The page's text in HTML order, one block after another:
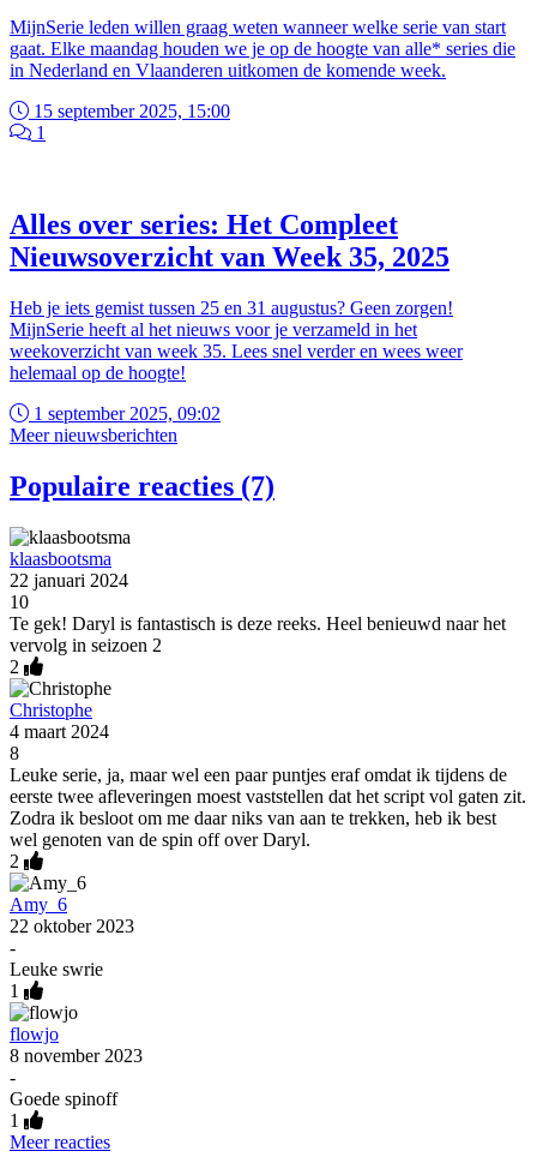
MijnSerie leden willen graag weten wanneer welke serie van start
gaat. Elke maandag houden we je op de hoogte van alle* series die
in Nederland en Vlaanderen uitkomen de komende week.
15 september 2025, 15:00
1
Alles over series: Het Compleet
Nieuwsoverzicht van Week 35, 2025
Heb je iets gemist tussen 25 en 31 augustus? Geen zorgen!
MijnSerie heeft al het nieuws voor je verzameld in het
weekoverzicht van week 35. Lees snel verder en wees weer
helemaal op de hoogte!
1 september 2025, 09:02
Meer nieuwsberichten
Populaire reacties (7)
klaasbootsma
22 januari 2024
10
Te gek! Daryl is fantastisch is deze reeks. Heel benieuwd naar het
vervolg in seizoen 2
2
Christophe
4 maart 2024
8
Leuke serie, ja, maar wel een paar puntjes eraf omdat ik tijdens de
eerste twee afleveringen moest vaststellen dat het script vol gaten zit.
Zodra ik besloot om me daar niks van aan te trekken, heb ik best
wel genoten van de spin off over Daryl.
2
Amy_6
22 oktober 2023
-
Leuke swrie
1
flowjo
8 november 2023
-
Goede spinoff
1
Meer reacties